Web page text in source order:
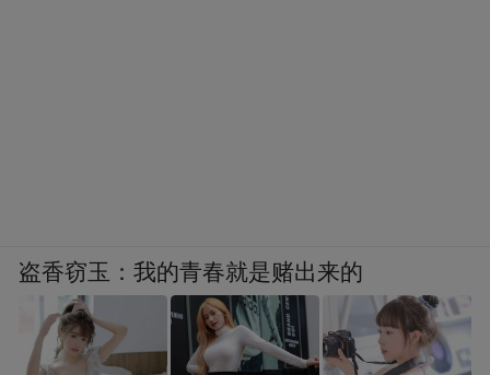
盗香窃玉：我的青春就是赌出来的